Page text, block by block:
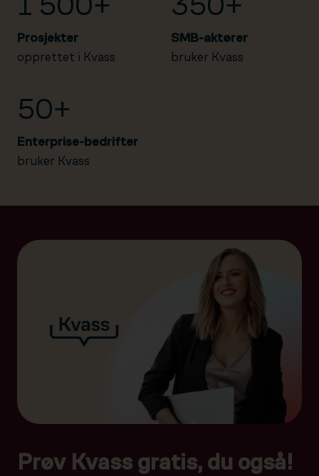
1 500+
Prosjekter
opprettet i Kvass
350+
SMB-aktører
bruker Kvass
50+
Enterprise-bedrifter
bruker Kvass
Prøv Kvass gratis, du også!